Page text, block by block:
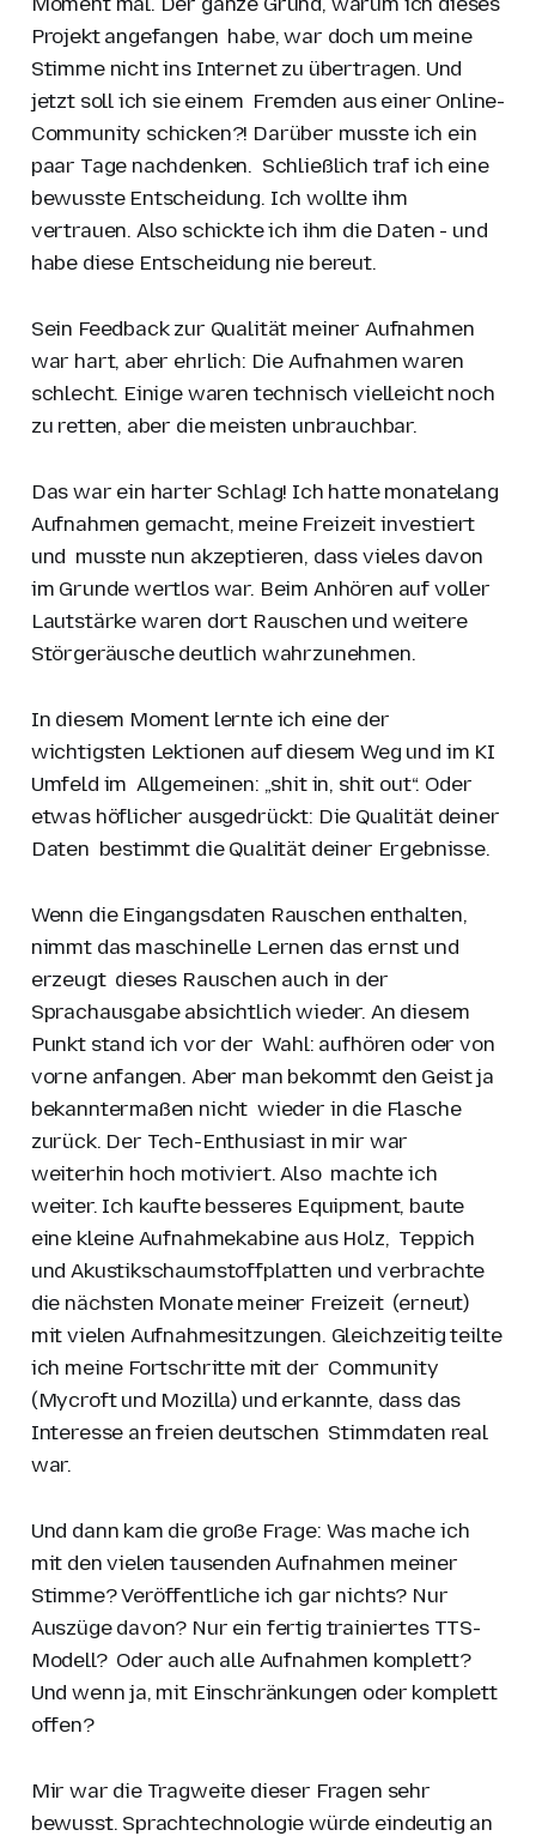
Projekt angefangen habe, war doch um meine
Stimme nicht ins Internet zu übertragen. Und
jetzt soll ich sie einem Fremden aus einer Online-
Community schicken?! Darüber musste ich ein
paar Tage nachdenken. Schließlich traf ich eine
bewusste Entscheidung. Ich wollte ihm
vertrauen. Also schickte ich ihm die Daten - und
habe diese Entscheidung nie bereut.
Sein Feedback zur Qualität meiner Aufnahmen
war hart, aber ehrlich: Die Aufnahmen waren
schlecht. Einige waren technisch vielleicht noch
zu retten, aber die meisten unbrauchbar.
Das war ein harter Schlag! Ich hatte monatelang
Aufnahmen gemacht, meine Freizeit investiert
und musste nun akzeptieren, dass vieles davon
im Grunde wertlos war. Beim Anhören auf voller
Lautstärke waren dort Rauschen und weitere
Störgeräusche deutlich wahrzunehmen.
In diesem Moment lernte ich eine der
wichtigsten Lektionen auf diesem Weg und im KI
Umfeld im Allgemeinen: „shit in, shit out“. Oder
etwas höflicher ausgedrückt: Die Qualität deiner
Daten bestimmt die Qualität deiner Ergebnisse.
Wenn die Eingangsdaten Rauschen enthalten,
nimmt das maschinelle Lernen das ernst und
erzeugt dieses Rauschen auch in der
Sprachausgabe absichtlich wieder. An diesem
Punkt stand ich vor der Wahl: aufhören oder von
vorne anfangen. Aber man bekommt den Geist ja
bekanntermaßen nicht wieder in die Flasche
zurück. Der Tech-Enthusiast in mir war
weiterhin hoch motiviert. Also machte ich
weiter. Ich kaufte besseres Equipment, baute
eine kleine Aufnahmekabine aus Holz, Teppich
und Akustikschaumstoffplatten und verbrachte
die nächsten Monate meiner Freizeit (erneut)
mit vielen Aufnahmesitzungen. Gleichzeitig teilte
ich meine Fortschritte mit der Community
(Mycroft und Mozilla) und erkannte, dass das
Interesse an freien deutschen Stimmdaten real
war.
Und dann kam die große Frage: Was mache ich
mit den vielen tausenden Aufnahmen meiner
Stimme? Veröffentliche ich gar nichts? Nur
Auszüge davon? Nur ein fertig trainiertes TTS-
Modell? Oder auch alle Aufnahmen komplett?
Und wenn ja, mit Einschränkungen oder komplett
offen?
Mir war die Tragweite dieser Fragen sehr
bewusst. Sprachtechnologie würde eindeutig an